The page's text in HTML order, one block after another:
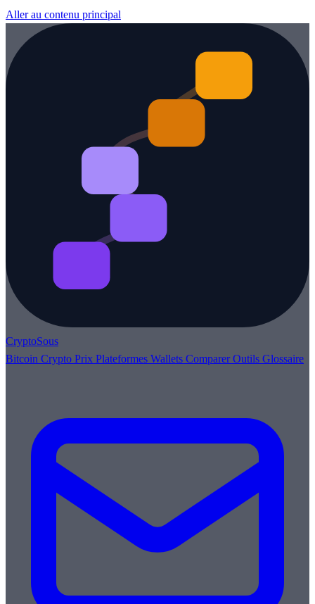
Aller au contenu principal
CryptoSous
Bitcoin Crypto Prix Plateformes Wallets ComparerOutils Glossaire